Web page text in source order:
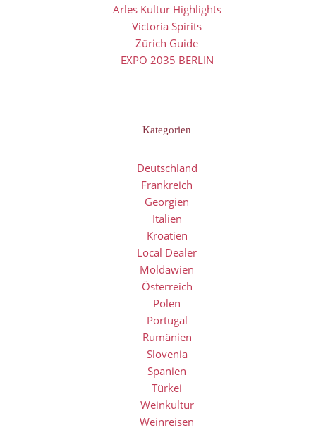
Arles Kultur Highlights
Victoria Spirits
Zürich Guide
EXPO 2035 BERLIN
Kategorien
Deutschland
Frankreich
Georgien
Italien
Kroatien
Local Dealer
Moldawien
Österreich
Polen
Portugal
Rumänien
Slovenia
Spanien
Türkei
Weinkultur
Weinreisen